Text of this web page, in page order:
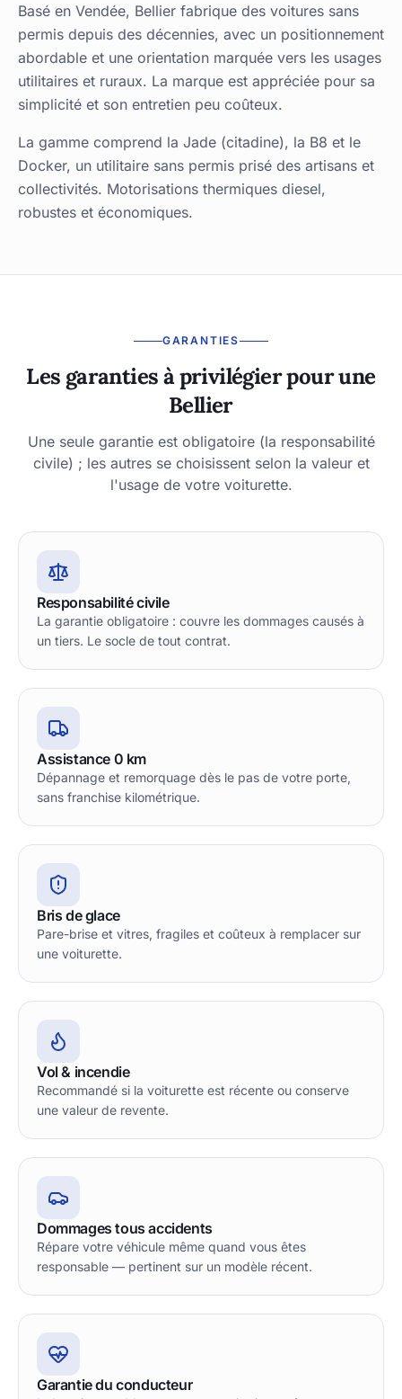
Basé en Vendée, Bellier fabrique des voitures sans
permis depuis des décennies, avec un positionnement
abordable et une orientation marquée vers les usages
utilitaires et ruraux. La marque est appréciée pour sa
simplicité et son entretien peu coûteux.
La gamme comprend la Jade (citadine), la B8 et le
Docker, un utilitaire sans permis prisé des artisans et
collectivités. Motorisations thermiques diesel,
robustes et économiques.
GARANTIES
Les garanties à privilégier pour une
Bellier
Une seule garantie est obligatoire (la responsabilité
civile) ; les autres se choisissent selon la valeur et
l'usage de votre voiturette.
Responsabilité civile
La garantie obligatoire : couvre les dommages causés à
un tiers. Le socle de tout contrat.
Assistance 0 km
Dépannage et remorquage dès le pas de votre porte,
sans franchise kilométrique.
Bris de glace
Pare-brise et vitres, fragiles et coûteux à remplacer sur
une voiturette.
Vol & incendie
Recommandé si la voiturette est récente ou conserve
une valeur de revente.
Dommages tous accidents
Répare votre véhicule même quand vous êtes
responsable — pertinent sur un modèle récent.
Garantie du conducteur